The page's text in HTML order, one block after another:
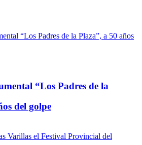
“Los Padres de la
del golpe